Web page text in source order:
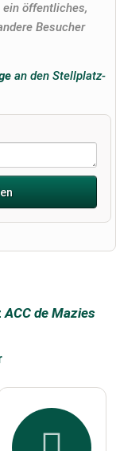
ein öffentliches,
Besucher
an den Stellplatz-
ACC de Mazies